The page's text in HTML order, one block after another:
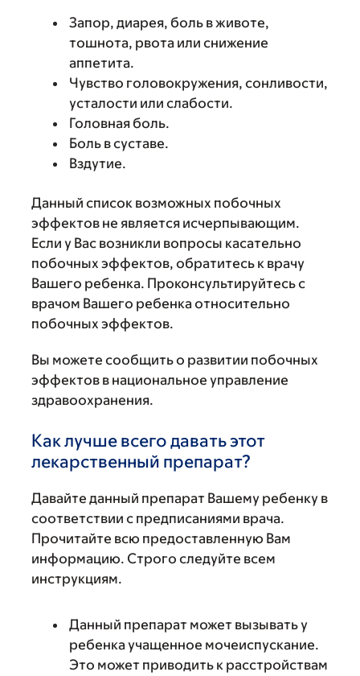
Запор, диарея, боль в животе,
тошнота, рвота или снижение
аппетита.
Чувство головокружения, сонливости,
усталости или слабости.
Головная боль.
Боль в суставе.
Вздутие.
Данный список возможных побочных
эффектов не является исчерпывающим.
Если у Вас возникли вопросы касательно
побочных эффектов, обратитесь к врачу
Вашего ребенка. Проконсультируйтесь с
врачом Вашего ребенка относительно
побочных эффектов.
Вы можете сообщить о развитии побочных
эффектов в национальное управление
здравоохранения.
Как лучше всего давать этот
лекарственный препарат?
Давайте данный препарат Вашему ребенку в
соответствии с предписаниями врача.
Прочитайте всю предоставленную Вам
информацию. Строго следуйте всем
инструкциям.
Данный препарат может вызывать у
ребенка учащенное мочеиспускание.
Это может приводить к расстройствам